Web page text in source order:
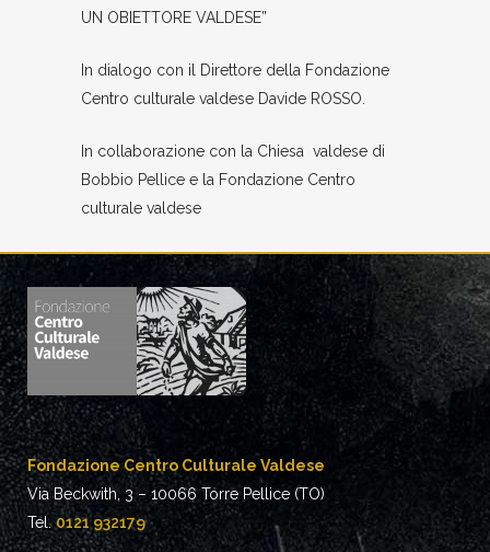
UN OBIETTORE VALDESE”
In dialogo con il Direttore della Fondazione
Centro culturale valdese Davide ROSSO.
In collaborazione con la Chiesa valdese di
Bobbio Pellice e la Fondazione Centro
culturale valdese
Fondazione Centro Culturale Valdese
Via Beckwith, 3 – 10066 Torre Pellice (TO)
Tel.0121 932179